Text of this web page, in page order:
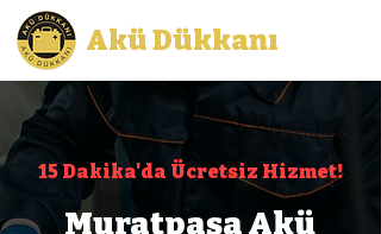
Akü Dükkanı
15 Dakika'da Ücretsiz Hizmet!
Muratpaşa Akü